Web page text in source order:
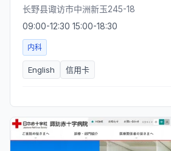
长野县诹访市中洲新玉245-18
09:00-12:30 15:00-18:30
内科
English 信用卡